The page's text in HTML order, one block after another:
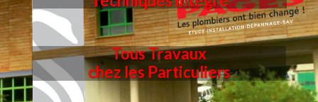
Tous Travaux
chez les Particuliers